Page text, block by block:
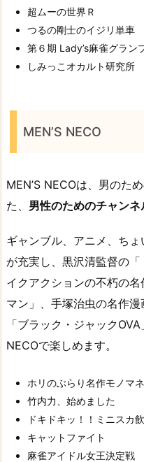
超ムーの世界Ｒ
つるの剛士のイジリ単車
第６期 Lady’s麻雀グラン
しみっこオカルト研究所
MEN’S NECO
MEN’S NECOは、男のた
た、 男性のためのチャンネ
ギャンブル、アニメ、ち
が充実し、黒沢清監督の
イクアクションの不朽の
マン」、手塚治虫の名作
「ブラック・ジャック
NECOで楽しめます。
ホリのぶらり名作モノマ
竹内力、始めました
ドキドキッ！！ミニスカ
キャットファイト
麻雀アイドル女王決定戦